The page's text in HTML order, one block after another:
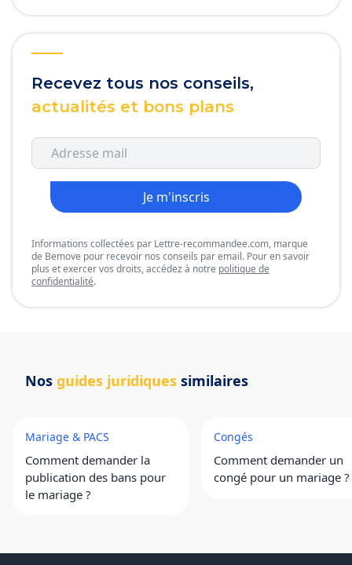
Recevez tous nos conseils,
actualités et bons plans
Je m'inscris
Informations collectées par Lettre-recommandee.com, marque
de Bemove pour recevoir nos conseils par email. Pour en savoir
plus et exercer vos droits, accédez à notre politique de
confidentialité.
Nos guides juridiques similaires
Mariage & PACS
Comment demander la
publication des bans pour
le mariage ?
Congés
Comment demander un
congé pour un mariage ?